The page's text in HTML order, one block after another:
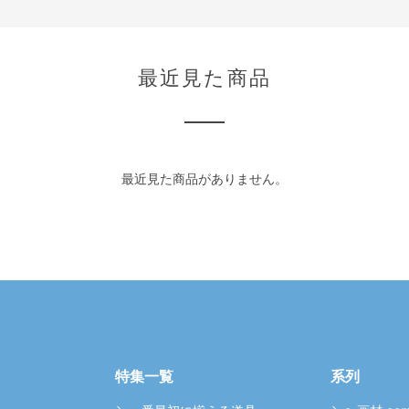
最近見た商品
最近見た商品がありません。
特集一覧 系列